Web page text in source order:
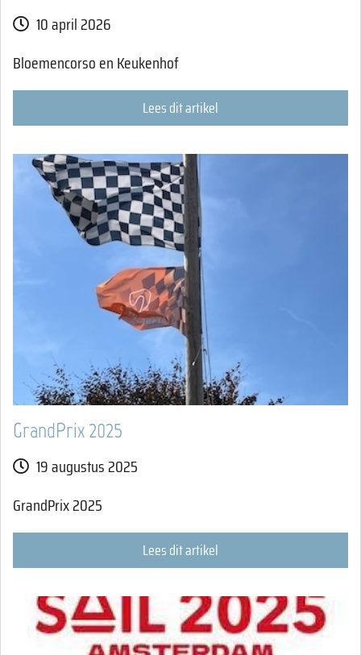
10 april 2026
Bloemencorso en Keukenhof
Lees dit artikel
GrandPrix 2025
19 augustus 2025
GrandPrix 2025
Lees dit artikel